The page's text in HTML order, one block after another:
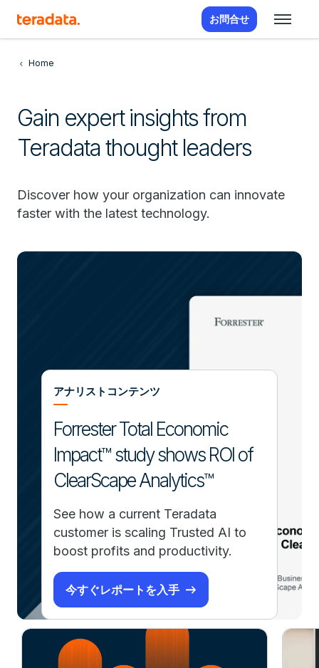
お問合せ
Home
Gain expert insights from
Teradata thought leaders
Discover how your organization can innovate
faster with the latest technology.
アナリストコンテンツ
Forrester Total Economic
Impact™ study shows ROI of
ClearScape Analytics™
See how a current Teradata
customer is scaling Trusted AI to
boost profits and productivity.
今すぐレポートを入手